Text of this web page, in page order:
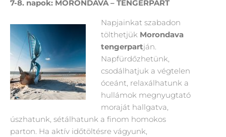
7-8. napok: MORONDAVA – TENGERPART
Napjainkat szabadon
tölthetjük Morondava
tengerpartján.
Napfürdőzhetünk,
csodálhatjuk a végtelen
óceánt, relaxálhatunk a
hullámok megnyugtató
moraját hallgatva,
úszhatunk, sétálhatunk a finom homokos
parton. Ha aktív időtöltésre vágyunk,